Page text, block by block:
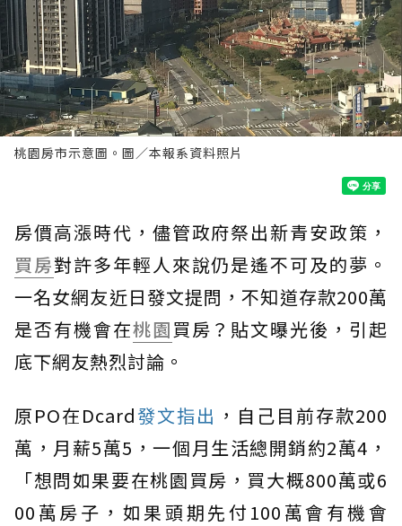
桃園房市示意圖。圖／本報系資料照片
房價高漲時代，儘管政府祭出新青安政策，
買房對許多年輕人來說仍是遙不可及的夢。
一名女網友近日發文提問，不知道存款200萬
是否有機會在桃園買房？貼文曝光後，引起
底下網友熱烈討論。
原PO在Dcard發文指出 ，自己目前存款200
萬，月薪5萬5，一個月生活總開銷約2萬4，
「想問如果要在桃園買房，買大概800萬或6
00萬房子，如果頭期先付100萬會有機會